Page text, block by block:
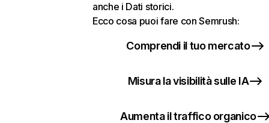
anche i Dati storici.
Ecco cosa puoi fare con Semrush:
Comprendi il tuo mercato
Misura la visibilità sulle IA
Aumenta il traffico organico